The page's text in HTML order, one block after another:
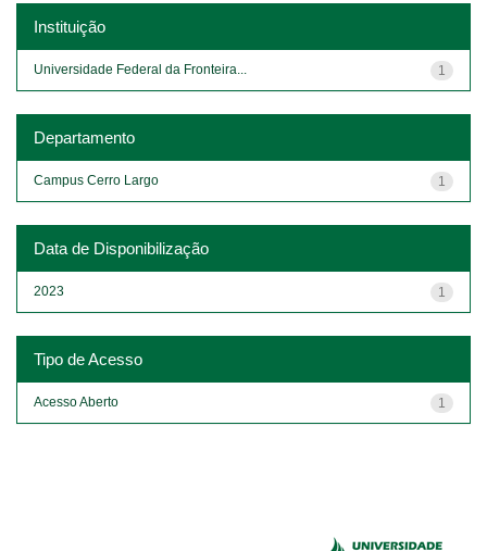
Instituição
1
Universidade Federal da Fronteira...
Departamento
1
Campus Cerro Largo
Data de Disponibilização
1
2023
Tipo de Acesso
1
Acesso Aberto